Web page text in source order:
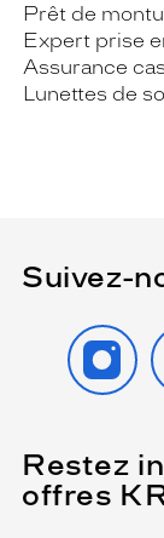
Prêt de
Expert prise
Assurance
Lunettes de
Suivez-
Restez
offres
Name
(Ce
champ
est
obligatoire)